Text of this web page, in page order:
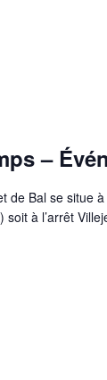
–
de Bal se situe
à l’arrêt